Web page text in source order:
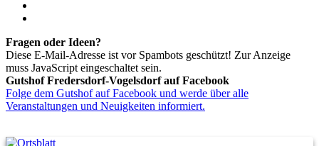
Fragen oder Ideen?
Diese E-Mail-Adresse ist vor Spambots geschützt! Zur Anzeige
muss JavaScript eingeschaltet sein.
Gutshof Fredersdorf-Vogelsdorf auf Facebook
Folge dem Gutshof auf Facebook und werde über alle
Veranstaltungen und Neuigkeiten informiert.